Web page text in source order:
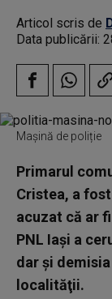
Articol scris de
Data publicării:
Mașină de poliție
Primarul
Cristea, a
acuzat că ar
PNL Iaşi a
dar şi
localităţii.